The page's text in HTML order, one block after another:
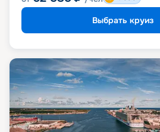
Выбрать круиз